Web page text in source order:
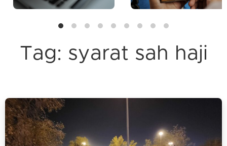
Tag: syarat sah haji